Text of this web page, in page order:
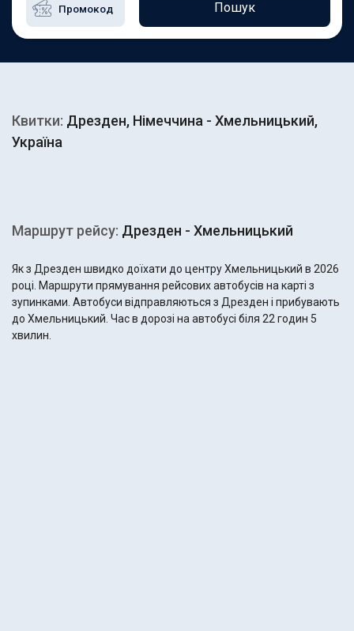
Пошук
Квитки: Дрезден, Німеччина - Хмельницький,
Україна
Маршрут рейсу: Дрезден - Хмельницький
Як з Дрезден швидко доїхати до центру Хмельницький в 2026
році. Маршрути прямування рейсових автобусів на карті з
зупинками. Автобуси відправляються з Дрезден і прибувають
до Хмельницький. Час в дорозі на автобусі біля 22 годин 5
хвилин.